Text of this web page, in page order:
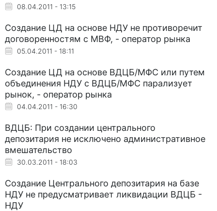
08.04.2011 - 13:15
Создание ЦД на основе НДУ не противоречит
договоренностям с МВФ, - оператор рынка
05.04.2011 - 18:11
Создание ЦД на основе ВДЦБ/МФС или путем
объединения НДУ с ВДЦБ/МФС парализует
рынок, - оператор рынка
04.04.2011 - 16:30
ВДЦБ: При создании центрального
депозитария не исключено административное
вмешательство
30.03.2011 - 18:03
Создание Центрального депозитария на базе
НДУ не предусматривает ликвидации ВДЦБ -
НДУ